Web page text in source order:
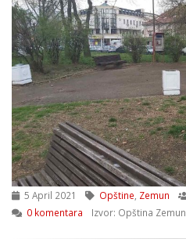
5 April 2021 Opštine Zemun
0 komentara
Izvor: Opština Zemun